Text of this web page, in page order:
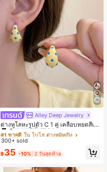
Alley Deep Jewelry
ต่างหูโลหะรูปตัว C 1 คู่ เคลือบหยดสีเห
ลือง ลายจุดสีน้ำเงิน สไตล์ยุโรปและอเม
ริกัน แฟชั่นส่วนตัว หวานและสง่างาม
ดินทาง งานแต่งงาน ปาร์ตี้ วันเกิด ของ
#1 ขายดี ใน โบโฮ ต่างหูผู้หญิง
ลูกค้ากลับมาซื้อซ้ำ!
เกือบหมดแล้ว!
#1 ขายดี ใน โบโฮ ต่างหูผู้หญิง
ลูกค้ากลับมาซื้อซ้ำ!
เกือบหมดแล้ว!
#1 ขายดี ใน โบโฮ ต่างหูผู้หญิง
ลูกค้ากลับมาซื้อซ้ำ!
เกือบหมดแล้ว!
#1 ขายดี
ใน โบโฮ ต่างหูผู้หญิง
เกือบหมดแล้ว!
300+ sold
฿35 -10% 2 วันสุดท้าย